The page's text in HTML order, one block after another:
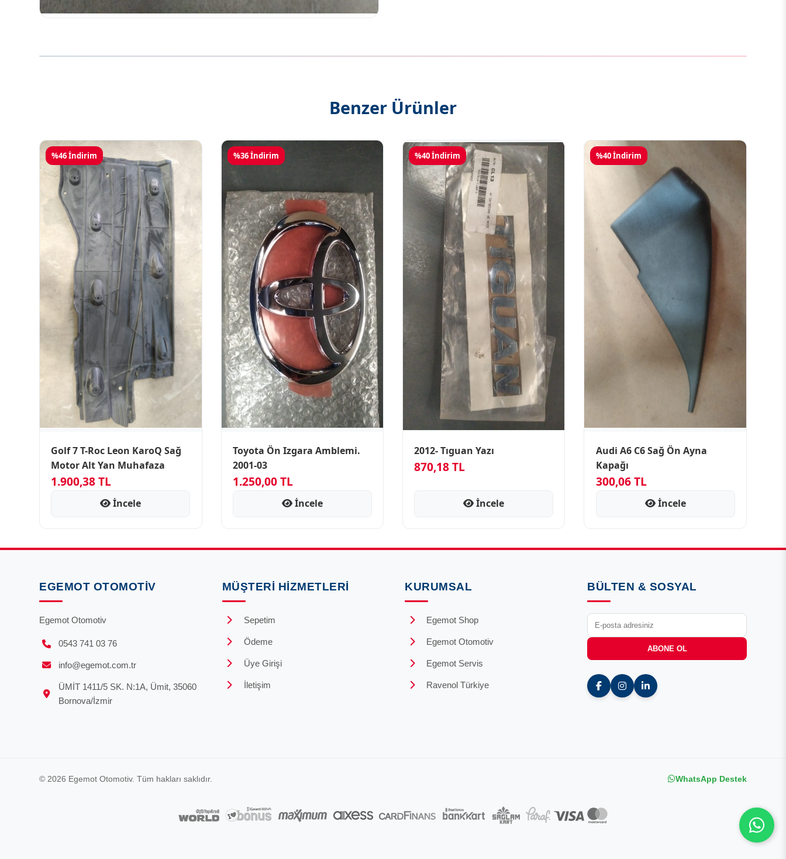
Benzer Ürünler
%46 İndirim
Golf 7 T-Roc Leon KaroQ Sağ
Motor Alt Yan Muhafaza
1.900,38 TL
İncele
%36 İndirim
Toyota Ön Izgara Amblemi.
2001-03
1.250,00 TL
İncele
%40 İndirim
2012- Tıguan Yazı
870,18 TL
İncele
%40 İndirim
Audi A6 C6 Sağ Ön Ayna
Kapağı
300,06 TL
İncele
EGEMOT OTOMOTIV
Egemot Otomotiv
0543 741 03 76
info@egemot.com.tr
ÜMİT 1411/5 SK. N:1A, Ümit, 35060
Bornova/İzmir
MÜŞTERI HIZMETLERI
Sepetim
Ödeme
Üye Girişi
İletişim
KURUMSAL
Egemot Shop
Egemot Otomotiv
Egemot Servis
Ravenol Türkiye
BÜLTEN & SOSYAL
ABONE OL
© 2026 Egemot Otomotiv. Tüm hakları saklıdır. WhatsApp Destek